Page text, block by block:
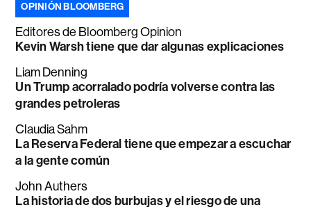
OPINIÓN BLOOMBERG
Editores de Bloomberg Opinion
Kevin Warsh tiene que dar algunas explicaciones
Liam Denning
Un Trump acorralado podría volverse contra las
grandes petroleras
Claudia Sahm
La Reserva Federal tiene que empezar a escuchar
a la gente común
John Authers
La historia de dos burbujas y el riesgo de una